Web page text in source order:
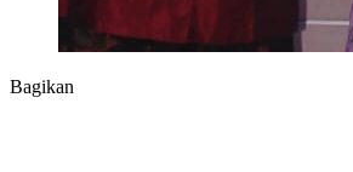
Bagikan